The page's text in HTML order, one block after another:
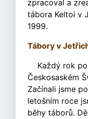
zpracoval a
tábora Keltoi v
1999.
Tábory v
Každý rok
Českosaském
Začínali jsme
letošním roce
běhy táborů.